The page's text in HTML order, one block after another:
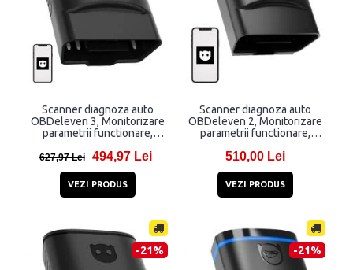
Scanner diagnoza auto
OBDeleven 3, Monitorizare
parametrii functionare,
pentru One-Click, Negru
627,97 Lei 494,97 Lei
VEZI PRODUS
Scanner diagnoza auto
OBDeleven 2, Monitorizare
parametrii functionare,
pentru One-Click, Negru
510,00 Lei
VEZI PRODUS
-21% -21%